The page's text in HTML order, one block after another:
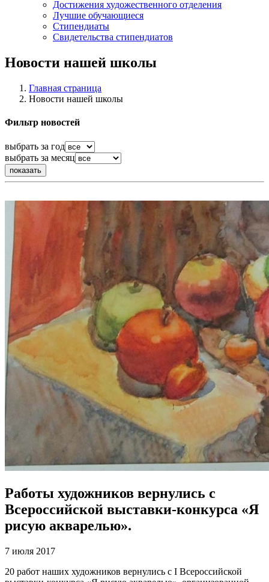
Достижения художественного отделения
Лучшие обучающиеся
Стипендиаты
Свидетельства стипендиатов
Новости нашей школы
Главная страница
Новости нашей школы
Фильтр новостей
выбрать за год
выбрать за месяц
Работы художников вернулись с
Всероссийской выставки-конкурса «Я
рисую акварелью».
7 июля 2017
20 работ наших художников вернулись с I Всероссийской